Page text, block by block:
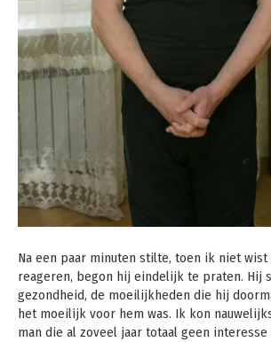
Na een paar minuten stilte, toen ik niet
reageren, begon hij eindelijk te praten. Hij
gezondheid, de moeilijkheden die hij
het moeilijk voor hem was. Ik kon
man die al zoveel jaar totaal geen